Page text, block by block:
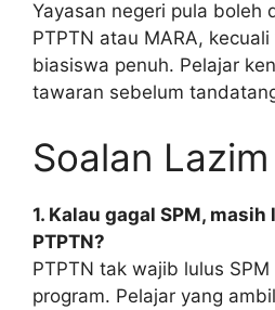
Yayasan negeri pula boleh
PTPTN atau MARA,
biasiswa penuh. Pelajar
tawaran sebelum
Soalan Lazim
1. Kalau gagal SPM,
PTPTN?
PTPTN tak wajib lulus
program. Pelajar yang